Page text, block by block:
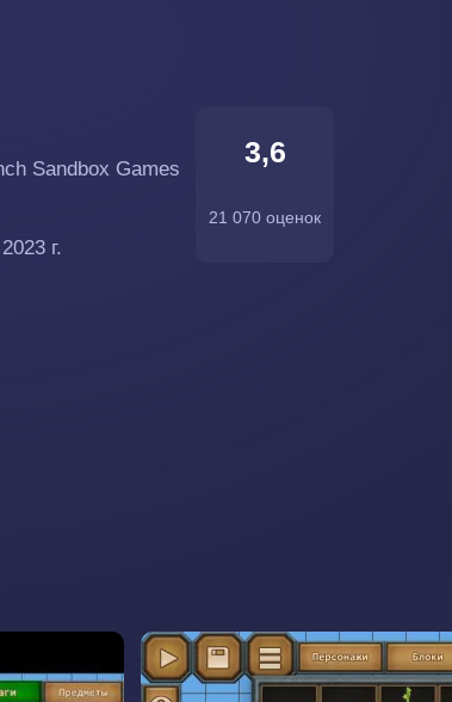
Sandbox Games
г.
3,6
21 070 оценок